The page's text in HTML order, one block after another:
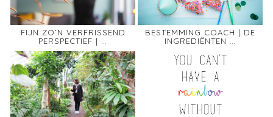
FIJN ZO’N VERFRISSEND
PERSPECTIEF | …
BESTEMMING COACH | DE
INGREDIËNTEN …